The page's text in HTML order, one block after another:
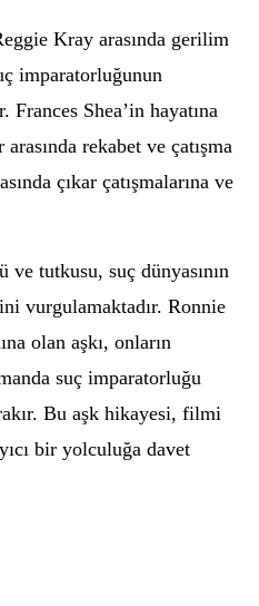
Kray arasında gerilim
imparatorluğunun
Shea’in hayatına
rekabet ve çatışma
çıkar çatışmalarına ve
tutkusu, suç dünyasının
vurgulamaktadır. Ronnie
olan aşkı, onların
suç imparatorluğu
Bu aşk hikayesi, filmi
bir yolculuğa davet